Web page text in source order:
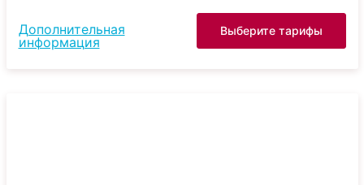
Дополнительная
информация
Выберите тарифы